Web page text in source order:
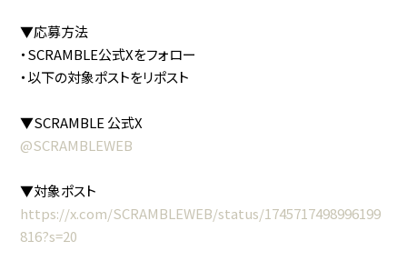
▼応募方法
・SCRAMBLE公式Xをフォロー
・以下の対象ポストをリポスト
▼SCRAMBLE 公式X
@SCRAMBLEWEB
▼対象ポスト
https://x.com/SCRAMBLEWEB/status/1745717498996199
816?s=20